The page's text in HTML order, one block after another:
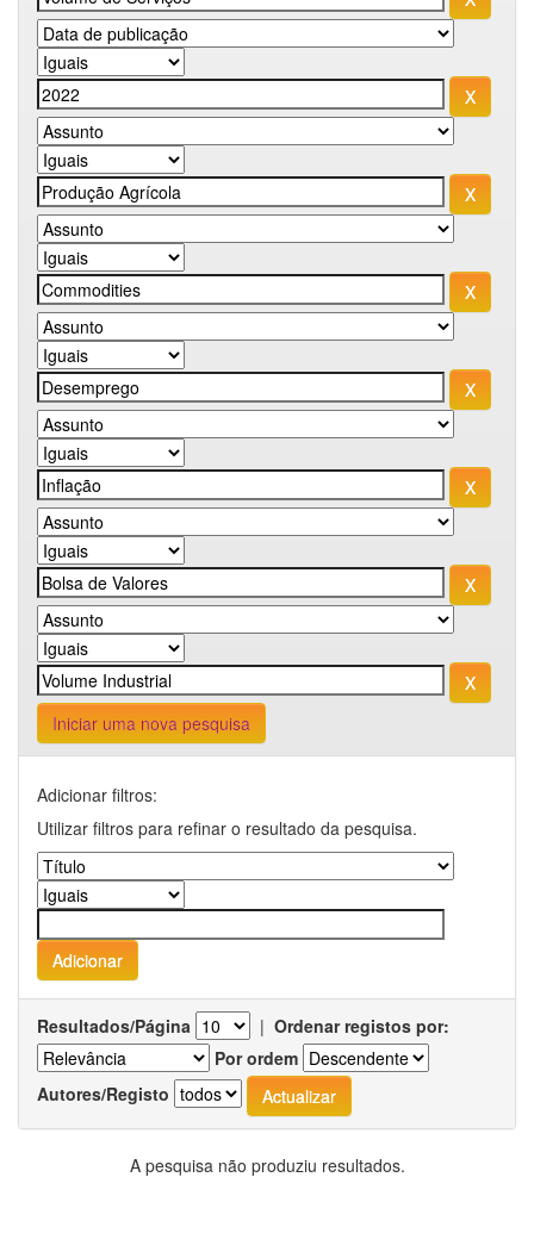
Iniciar uma nova pesquisa
Adicionar filtros:
Utilizar filtros para refinar o resultado da pesquisa.
Resultados/Página | Ordenar registos por:
Por ordem
Autores/Registo
A pesquisa não produziu resultados.